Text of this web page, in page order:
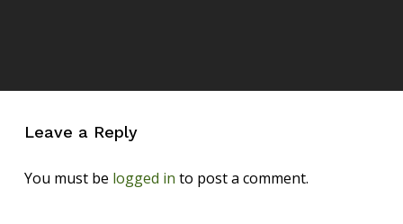
Leave a Reply
You must be logged in to post a comment.